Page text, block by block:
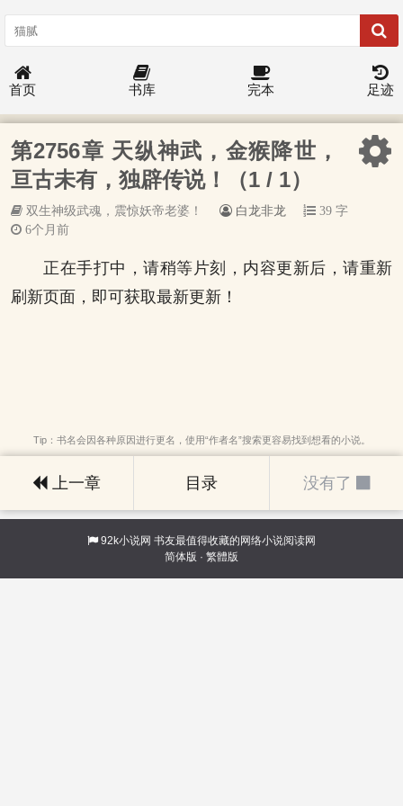
首页 书库 完本 足迹
第2756章 天纵神武，金猴降世，
亘古未有，独辟传说！（1 / 1）
双生神级武魂，震惊妖帝老婆！ 白龙非龙
39 字
6个月前
正在手打中，请稍等片刻，内容更新后，请重新
刷新页面，即可获取最新更新！
Tip：书名会因各种原因进行更名，使用“作者名”搜索更容易找到想看的小说。
上一章 目录 没有了
92k小说网 书友最值得收藏的网络小说阅读网
简体版 · 繁體版